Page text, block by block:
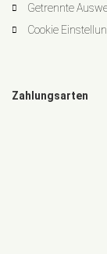
Getrennte
Cookie
Zahlungsarten